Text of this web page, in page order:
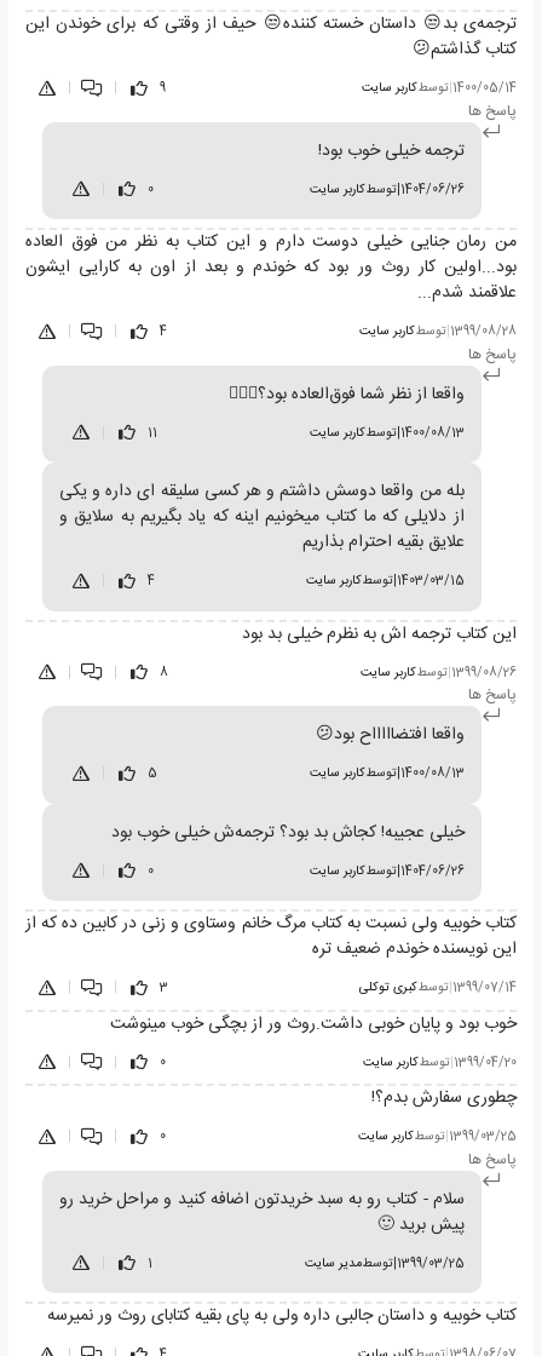
ترجمه‌ی بد😒 داستان خسته کننده😒 حیف از وقتی که برای خوندن این
کتاب گذاشتم😕
1400/05/14
|توسطکاربر سایت 9
|
|
پاسخ ها
ترجمه خیلی خوب بود!
1404/06/26
|توسطکاربر سایت 0
من رمان جنایی خیلی دوست دارم و این کتاب به نظر من فوق العاده
بود...اولین کار روث ور بود که خوندم و بعد از اون به کارایی ایشون
علاقمند شدم...
1399/08/28
|توسطکاربر سایت 4
|
|
پاسخ ها
واقعا از نظر شما فوق‌العاده بود؟🤦🏻‍♀️
1400/08/13
|توسطکاربر سایت 11
بله من واقعا دوسش داشتم و هر کسی سلیقه ای داره و یکی
از دلایلی که ما کتاب میخونیم اینه که یاد بگیریم به سلایق و
علایق بقیه احترام بذاریم
1403/03/15
|توسطکاربر سایت 4
این کتاب ترجمه اش به نظرم خیلی بد بود
1399/08/26
|توسطکاربر سایت 8
|
|
پاسخ ها
واقعا افتضاااااح بود😕
1400/08/13
|توسطکاربر سایت 5
خیلی عجیبه! کجاش بد بود؟ ترجمه‌ش خیلی خوب بود
1404/06/26
|توسطکاربر سایت 0
کتاب خوبیه ولی نسبت به کتاب مرگ خانم وستاوی و زنی در کابین ده که از
این نویسنده خوندم ضعیف تره
1399/07/14
|توسطکبری توکلی 3
|
|
خوب بود و پایان خوبی داشت.روث ور از بچگی خوب مینوشت
1399/04/20
|توسطکاربر سایت 0
|
|
چطوری سفارش بدم؟!
1399/03/25
|توسطکاربر سایت 0
|
|
پاسخ ها
سلام - کتاب رو به سبد خریدتون اضافه کنید و مراحل خرید رو
پیش برید 🙂
1399/03/25
|توسطمدیر سایت 1
کتاب خوبیه و داستان جالبی داره ولی به پای بقیه کتابای روث ور نمیرسه